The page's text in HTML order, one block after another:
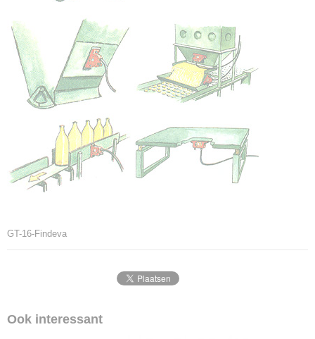
GT-16-Findeva
Ook interessant